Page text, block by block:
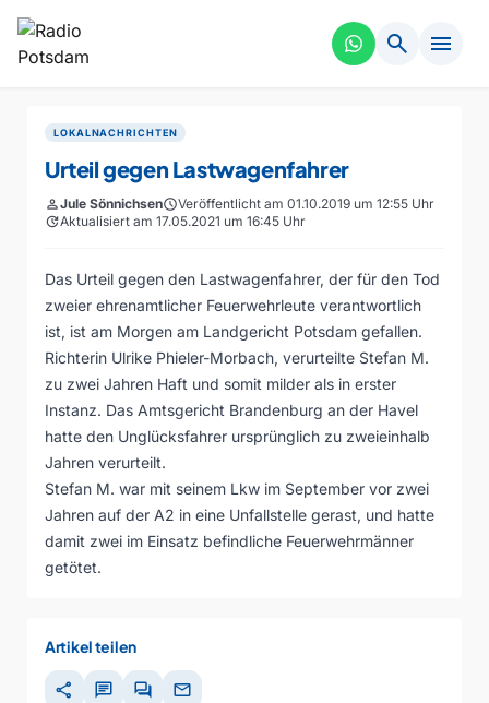
search menu
LOKALNACHRICHTEN
Urteil gegen Lastwagenfahrer
personJule SönnichsenscheduleVeröffentlicht am 01.10.2019 um 12:55 Uhr
updateAktualisiert am 17.05.2021 um 16:45 Uhr
Das Urteil gegen den Lastwagenfahrer, der für den Tod
zweier ehrenamtlicher Feuerwehrleute verantwortlich
ist, ist am Morgen am Landgericht Potsdam gefallen.
Richterin Ulrike Phieler-Morbach, verurteilte Stefan M.
zu zwei Jahren Haft und somit milder als in erster
Instanz. Das Amtsgericht Brandenburg an der Havel
hatte den Unglücksfahrer ursprünglich zu zweieinhalb
Jahren verurteilt.
Stefan M. war mit seinem Lkw im September vor zwei
Jahren auf der A2 in eine Unfallstelle gerast, und hatte
damit zwei im Einsatz befindliche Feuerwehrmänner
getötet.
Artikel teilen
share chat forum mail